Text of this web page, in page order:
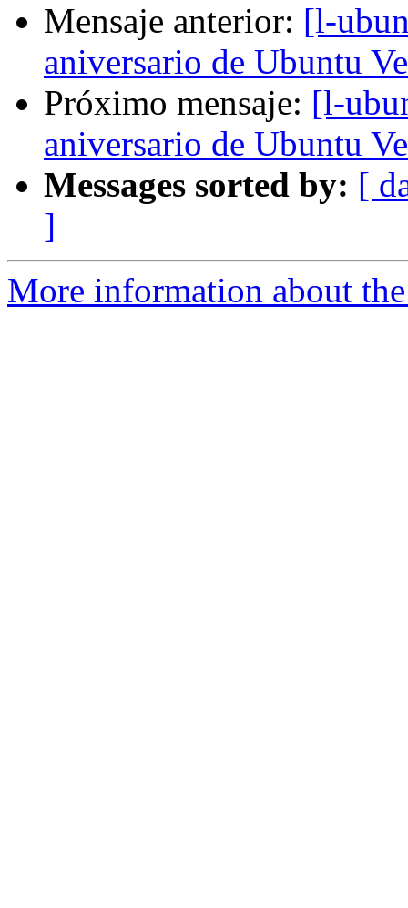
Mensaje anterior: [l-
aniversario de Ubuntu
Próximo mensaje: [l-
aniversario de Ubuntu
Messages sorted by: [
]
More information about